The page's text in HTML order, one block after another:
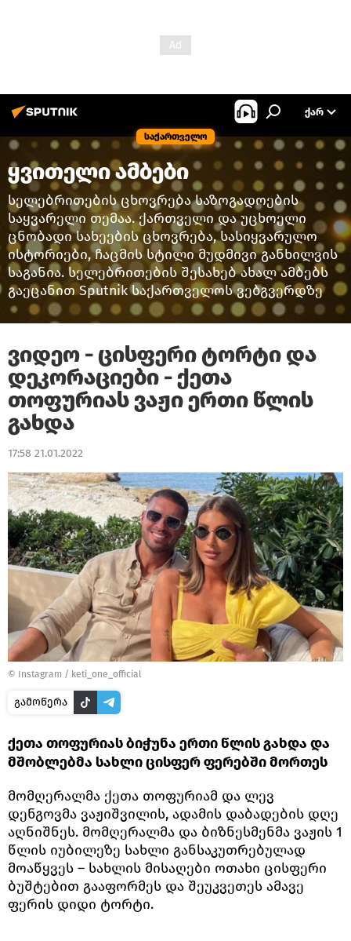
საქართველო
ᲥᲐᲠ
ყვითელი ამბები
სელებრითების ცხოვრება საზოგადოების
საყვარელი თემაა. ქართველი და უცხოელი
ცნობადი სახეების ცხოვრება, სასიყვარულო
ისტორიები, ჩაცმის სტილი მუდმივი განხილვის
საგანია. სელებრითების შესახებ ახალ ამბებს
გაეცანით Sputnik საქართველოს ვებგვერდზე
ვიდეო - ცისფერი ტორტი და
დეკორაციები - ქეთა
თოფურიას ვაჟი ერთი წლის
გახდა
17:58 21.01.2022
© Instagram / keti_one_official
გამოწერა
ქეთა თოფურიას ბიჭუნა ერთი წლის გახდა და
მშობლებმა სახლი ცისფერ ფერებში მორთეს
მომღერალმა ქეთა თოფურიამ და ლევ
დენგოვმა ვაჟიშვილის, ადამის დაბადების დღე
აღნიშნეს. მომღერალმა და ბიზნესმენმა ვაჟის 1
წლის იუბილეზე სახლი განსაკუთრებულად
მოაწყვეს – სახლის მისაღები ოთახი ცისფერი
ბუშტებით გააფორმეს და შეუკვეთეს ამავე
ფერის დიდი ტორტი.